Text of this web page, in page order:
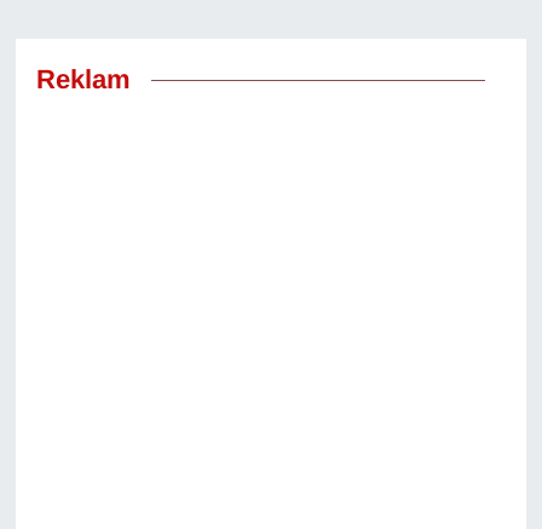
Reklam